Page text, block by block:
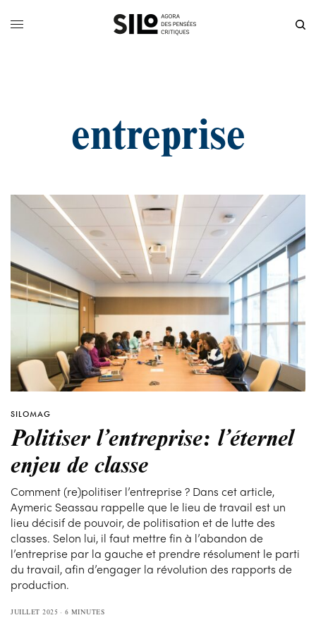
entreprise
SILOMAG
Politiser l’entreprise: l’éternel
enjeu de classe
Comment (re)politiser l’entreprise ? Dans cet article,
Aymeric Seassau rappelle que le lieu de travail est un
lieu décisif de pouvoir, de politisation et de lutte des
classes. Selon lui, il faut mettre fin à l’abandon de
l’entreprise par la gauche et prendre résolument le parti
du travail, afin d’engager la révolution des rapports de
production.
JUILLET 2025 6 MINUTES